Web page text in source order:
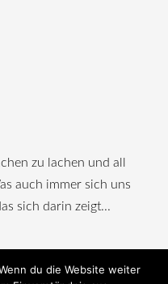
zu lachen und all
auch immer sich uns
sich darin zeigt...
du die Website weiter